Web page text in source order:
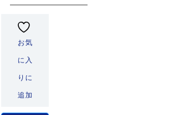
お気
に入
りに
追加